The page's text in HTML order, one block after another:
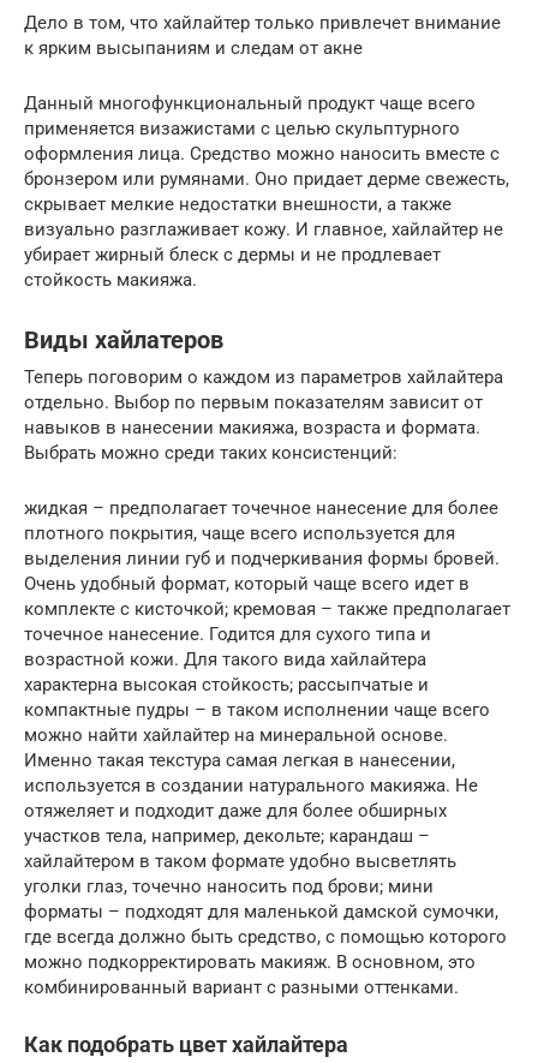
Дело в том, что хайлайтер только привлечет внимание
к ярким высыпаниям и следам от акне
Данный многофункциональный продукт чаще всего
применяется визажистами с целью скульптурного
оформления лица. Средство можно наносить вместе с
бронзером или румянами. Оно придает дерме свежесть,
скрывает мелкие недостатки внешности, а также
визуально разглаживает кожу. И главное, хайлайтер не
убирает жирный блеск с дермы и не продлевает
стойкость макияжа.
Виды хайлатеров
Теперь поговорим о каждом из параметров хайлайтера
отдельно. Выбор по первым показателям зависит от
навыков в нанесении макияжа, возраста и формата.
Выбрать можно среди таких консистенций:
жидкая – предполагает точечное нанесение для более
плотного покрытия, чаще всего используется для
выделения линии губ и подчеркивания формы бровей.
Очень удобный формат, который чаще всего идет в
комплекте с кисточкой; кремовая – также предполагает
точечное нанесение. Годится для сухого типа и
возрастной кожи. Для такого вида хайлайтера
характерна высокая стойкость; рассыпчатые и
компактные пудры – в таком исполнении чаще всего
можно найти хайлайтер на минеральной основе.
Именно такая текстура самая легкая в нанесении,
используется в создании натурального макияжа. Не
отяжеляет и подходит даже для более обширных
участков тела, например, декольте; карандаш –
хайлайтером в таком формате удобно высветлять
уголки глаз, точечно наносить под брови; мини
форматы – подходят для маленькой дамской сумочки,
где всегда должно быть средство, с помощью которого
можно подкорректировать макияж. В основном, это
комбинированный вариант с разными оттенками.
Как подобрать цвет хайлайтера